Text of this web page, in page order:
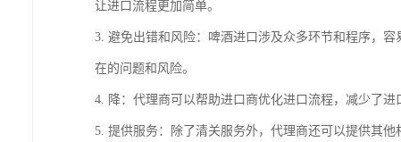
让进口流程更加简单。
3. 避免出错和风险：啤酒进口涉及众多环节和程序，
在的问题和风险。
4. 降：代理商可以帮助进口商优化进口流程，减少了进
5. 提供服务：除了清关服务外，代理商还可以提供其